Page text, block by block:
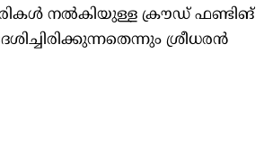
നൽകിയുള്ള ക്രൗഡ് ഫണ്ടിങ്
ശ്രീധരൻ